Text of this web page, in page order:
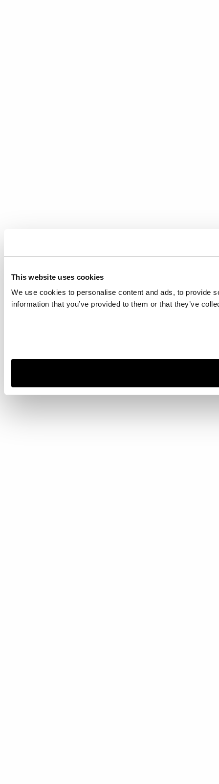
This website uses cookies
We use cookies to personalise content and ads, to provide
information that you’ve provided to them or that they’ve